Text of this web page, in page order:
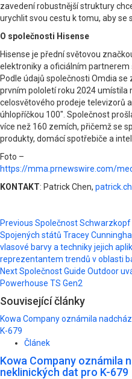
zavedení robustnější struktury
urychlit svou cestu k tomu, aby se
O společnosti Hisense
Hisense je přední světovou
elektroniky a oficiálním partnerem
Podle údajů společnosti Omdia se
prvním pololetí roku 2024 umístila
celosvětového prodeje televizorů
úhlopříčkou 100″. Společnost
více než 160 zemích, přičemž se
produkty, domácí spotřebiče a
Foto –
https://mma.prnewswire.com/
KONTAKT: Patrick Chen,
Post
navigation
Previous Společnost
Spojených států Tracey
vlasové barvy a techniky jejich
reprezentantem trendů v oblasti
NextSpolečnost Guide Outdoor
Powerhouse TS Gen2
Související články
Kowa Company oznámila
K-679
Článek
Kowa Company oznámila
neklinických dat pro K-679